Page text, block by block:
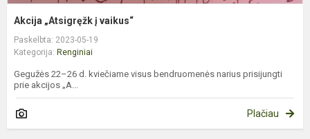
Akcija „Atsigręžk į vaikus“
Paskelbta: 2023-05-19
Kategorija: Renginiai
Gegužės 22–26 d. kviečiame visus bendruomenės narius prisijungti
prie akcijos „A...
Plačiau